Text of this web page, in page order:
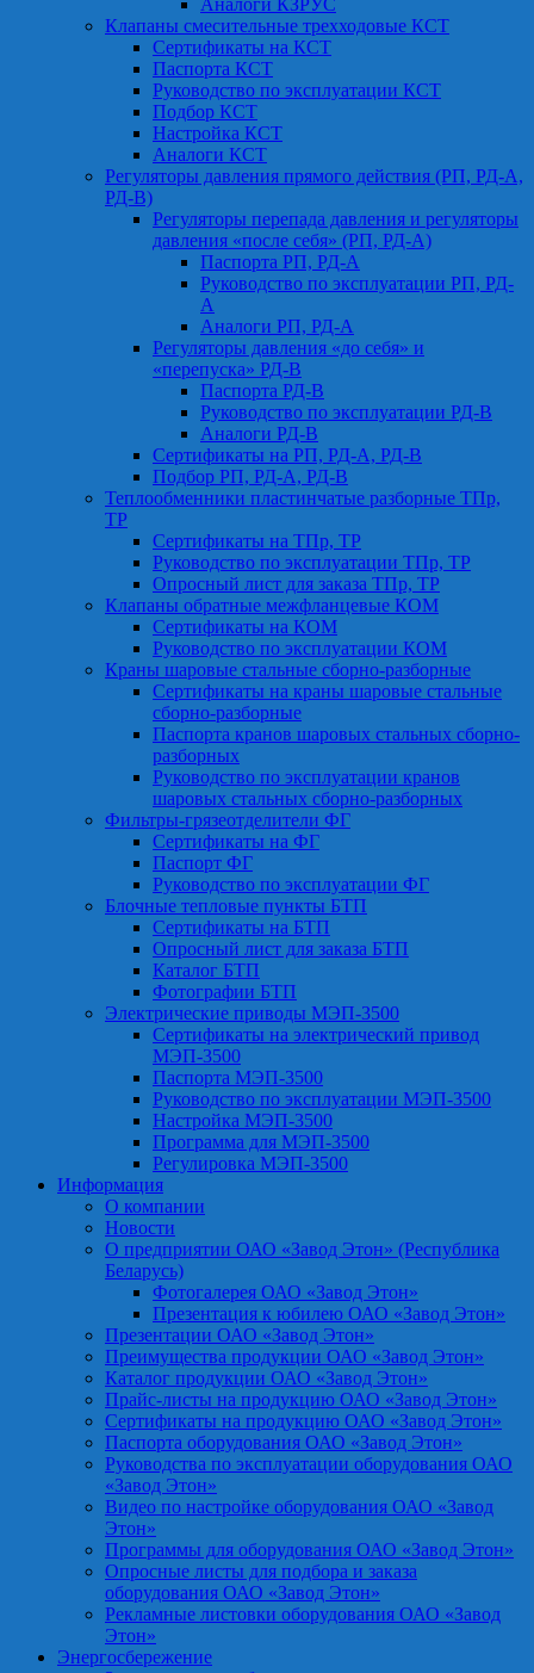
Аналоги КЗРУС
Клапаны смесительные трехходовые КСТ
Сертификаты на КСТ
Паспорта КСТ
Руководство по эксплуатации КСТ
Подбор КСТ
Настройка КСТ
Аналоги КСТ
Регуляторы давления прямого действия (РП, РД-А,
РД-В)
Регуляторы перепада давления и регуляторы
давления «после себя» (РП, РД-А)
Паспорта РП, РД-А
Руководство по эксплуатации РП, РД-
А
Аналоги РП, РД-А
Регуляторы давления «до себя» и
«перепуска» РД-В
Паспорта РД-В
Руководство по эксплуатации РД-В
Аналоги РД-В
Сертификаты на РП, РД-А, РД-В
Подбор РП, РД-А, РД-В
Теплообменники пластинчатые разборные ТПр,
ТР
Сертификаты на ТПр, ТР
Руководство по эксплуатации ТПр, ТР
Опросный лист для заказа ТПр, ТР
Клапаны обратные межфланцевые КОМ
Сертификаты на КОМ
Руководство по эксплуатации КОМ
Краны шаровые стальные сборно-разборные
Сертификаты на краны шаровые стальные
сборно-разборные
Паспорта кранов шаровых стальных сборно-
разборных
Руководство по эксплуатации кранов
шаровых стальных сборно-разборных
Фильтры-грязеотделители ФГ
Сертификаты на ФГ
Паспорт ФГ
Руководство по эксплуатации ФГ
Блочные тепловые пункты БТП
Сертификаты на БТП
Опросный лист для заказа БТП
Каталог БТП
Фотографии БТП
Электрические приводы МЭП-3500
Сертификаты на электрический привод
МЭП-3500
Паспорта МЭП-3500
Руководство по эксплуатации МЭП-3500
Настройка МЭП-3500
Программа для МЭП-3500
Регулировка МЭП-3500
Информация
О компании
Новости
О предприятии ОАО «Завод Этон» (Республика
Беларусь)
Фотогалерея ОАО «Завод Этон»
Презентация к юбилею ОАО «Завод Этон»
Презентации ОАО «Завод Этон»
Преимущества продукции ОАО «Завод Этон»
Каталог продукции ОАО «Завод Этон»
Прайс-листы на продукцию ОАО «Завод Этон»
Сертификаты на продукцию ОАО «Завод Этон»
Паспорта оборудования ОАО «Завод Этон»
Руководства по эксплуатации оборудования ОАО
«Завод Этон»
Видео по настройке оборудования ОАО «Завод
Этон»
Программы для оборудования ОАО «Завод Этон»
Опросные листы для подбора и заказа
оборудования ОАО «Завод Этон»
Рекламные листовки оборудования ОАО «Завод
Этон»
Энергосбережение